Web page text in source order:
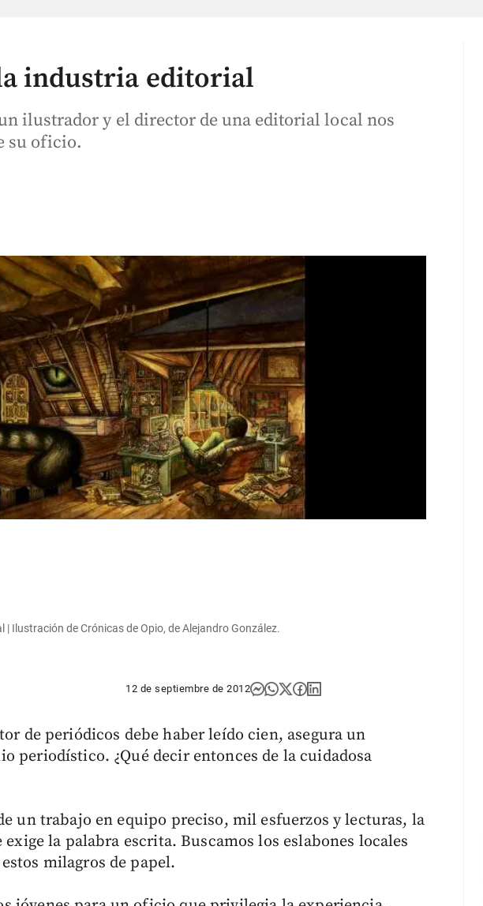
industria editorial
ilustrador y el director de una editorial local nos
su oficio.
Ilustración de Crónicas de Opio, de Alejandro González.
12 de septiembre de 2012
de periódicos debe haber leído cien, asegura un
periodístico. ¿Qué decir entonces de la cuidadosa
un trabajo en equipo preciso, mil esfuerzos y lecturas, la
la palabra escrita. Buscamos los eslabones locales
milagros de papel.